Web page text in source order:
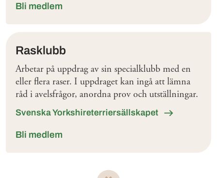
Bli medlem
Rasklubb
Arbetar på uppdrag av sin specialklubb med en
eller flera raser. I uppdraget kan ingå att lämna
råd i avelsfrågor, anordna prov och utställningar.
Svenska Yorkshireterriersällskapet
Bli medlem